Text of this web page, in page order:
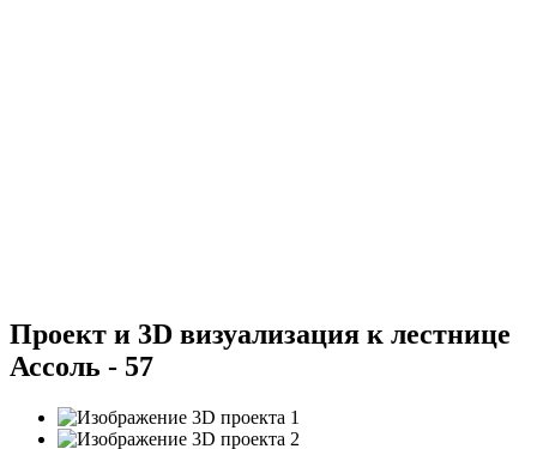
Проект и 3D визуализация к лестнице
Ассоль - 57